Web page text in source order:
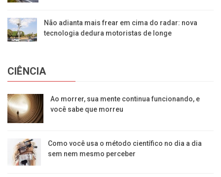
Não adianta mais frear em cima do radar: nova
tecnologia dedura motoristas de longe
CIÊNCIA
Ao morrer, sua mente continua funcionando, e
você sabe que morreu
Como você usa o método científico no dia a dia
sem nem mesmo perceber